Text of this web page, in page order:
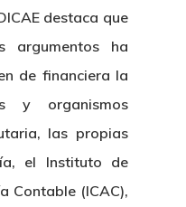
destaca que
argumentos ha
de financiera la
y organismos
las propias
el Instituto de
Contable (ICAC),